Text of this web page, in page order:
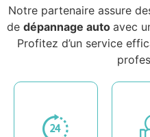
Notre partenaire assure
de dépannage auto avec
Profitez d’un service